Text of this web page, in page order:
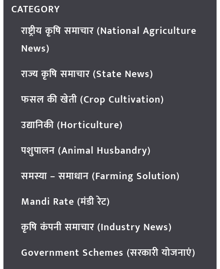
CATEGORY
राष्ट्रीय कृषि समाचार (National Agriculture
News)
राज्य कृषि समाचार (State News)
फसल की खेती (Crop Cultivation)
उद्यानिकी (Horticulture)
पशुपालन (Animal Husbandry)
समस्या – समाधान (Farming Solution)
Mandi Rate (मंडी रेट)
कृषि कंपनी समाचार (Industry News)
Government Schemes (सरकारी योजनाएं)